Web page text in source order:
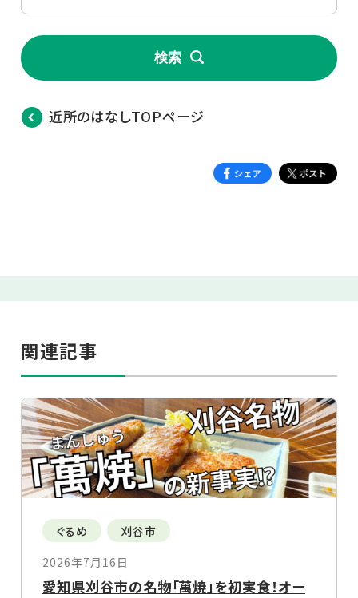
検索
近所のはなしTOPページ
関連記事
ぐるめ
刈谷市
2026年7月16日
愛知県刈谷市の名物「萬焼」を初実食！オー